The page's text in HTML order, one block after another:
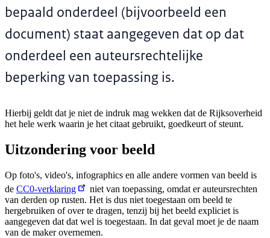
bepaald onderdeel (bijvoorbeeld een
document) staat aangegeven dat op dat
onderdeel een auteursrechtelijke
beperking van toepassing is.
Hierbij geldt dat je niet de indruk mag wekken dat de Rijksoverheid
het hele werk waarin je het citaat gebruikt, goedkeurt of steunt.
Uitzondering voor beeld
Op foto's, video's, infographics en alle andere vormen van beeld is
de CC0-verklaring
niet van toepassing, omdat er auteursrechten
van derden op rusten. Het is dus niet toegestaan om beeld te
hergebruiken of over te dragen, tenzij bij het beeld expliciet is
aangegeven dat dat wel is toegestaan. In dat geval moet je de naam
van de maker overnemen.